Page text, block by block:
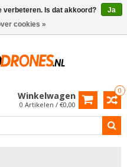
0
Winkelwagen
0 Artikelen / €0,00
verbeteren. Is dat akkoord?
Ja
cookies »